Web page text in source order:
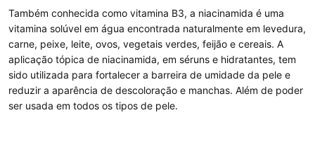
Também conhecida como vitamina B3, a niacinamida é uma
vitamina solúvel em água encontrada naturalmente em levedura,
carne, peixe, leite, ovos, vegetais verdes, feijão e cereais. A
aplicação tópica de niacinamida, em séruns e hidratantes, tem
sido utilizada para fortalecer a barreira de umidade da pele e
reduzir a aparência de descoloração e manchas. Além de poder
ser usada em todos os tipos de pele.